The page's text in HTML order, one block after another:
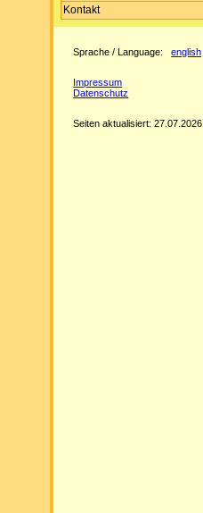
Kontakt
Sprache / Language:english
Impressum
Datenschutz
Seiten aktualisiert: 27.07.2026